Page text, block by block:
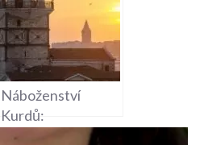
Náboženství
Kurdů:
Zachovávání